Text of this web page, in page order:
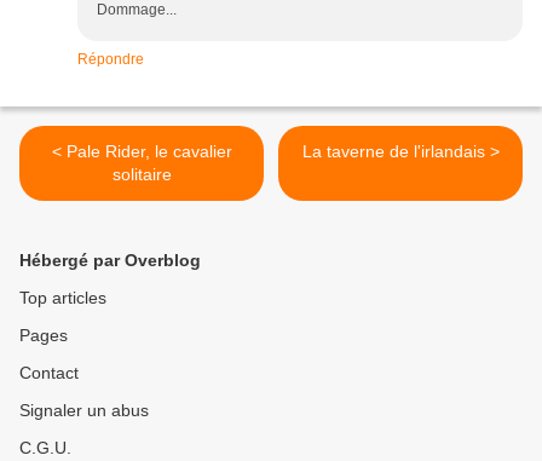
Dommage...
Répondre
< Pale Rider, le cavalier
solitaire
La taverne de l'irlandais >
Hébergé par Overblog
Top articles
Pages
Contact
Signaler un abus
C.G.U.